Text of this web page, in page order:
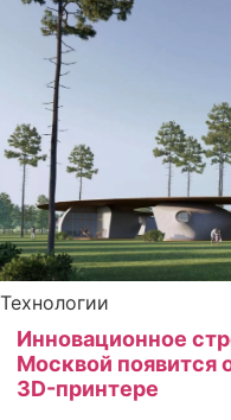
Технологии
Инновационное
Москвой появится
3D-принтере